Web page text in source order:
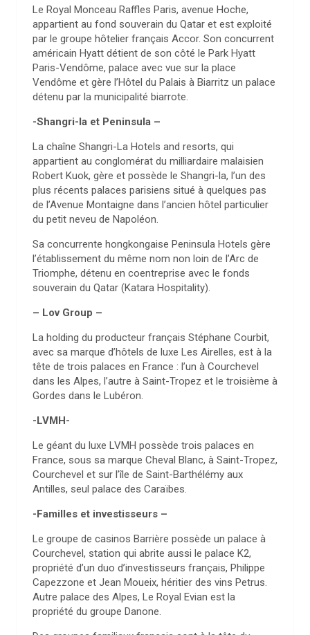
Le Royal Monceau Raffles Paris, avenue Hoche,
appartient au fond souverain du Qatar et est exploité
par le groupe hôtelier français Accor. Son concurrent
américain Hyatt détient de son côté le Park Hyatt
Paris-Vendôme, palace avec vue sur la place
Vendôme et gère l’Hôtel du Palais à Biarritz un palace
détenu par la municipalité biarrote.
-Shangri-la et Peninsula –
La chaîne Shangri-La Hotels and resorts, qui
appartient au conglomérat du milliardaire malaisien
Robert Kuok, gère et possède le Shangri-la, l’un des
plus récents palaces parisiens situé à quelques pas
de l’Avenue Montaigne dans l’ancien hôtel particulier
du petit neveu de Napoléon.
Sa concurrente hongkongaise Peninsula Hotels gère
l’établissement du même nom non loin de l’Arc de
Triomphe, détenu en coentreprise avec le fonds
souverain du Qatar (Katara Hospitality).
– Lov Group –
La holding du producteur français Stéphane Courbit,
avec sa marque d’hôtels de luxe Les Airelles, est à la
tête de trois palaces en France : l’un à Courchevel
dans les Alpes, l’autre à Saint-Tropez et le troisième à
Gordes dans le Lubéron.
-LVMH-
Le géant du luxe LVMH possède trois palaces en
France, sous sa marque Cheval Blanc, à Saint-Tropez,
Courchevel et sur l’île de Saint-Barthélémy aux
Antilles, seul palace des Caraïbes.
-Familles et investisseurs –
Le groupe de casinos Barrière possède un palace à
Courchevel, station qui abrite aussi le palace K2,
propriété d’un duo d’investisseurs français, Philippe
Capezzone et Jean Moueix, héritier des vins Petrus.
Autre palace des Alpes, Le Royal Evian est la
propriété du groupe Danone.